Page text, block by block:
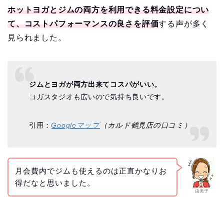
ホットヨガとジムの両方を利用できる料金設定につい
て、コストパフォーマンスの良さを評価する声が多く
見られました。
ジムとヨガが両方出来てコスパがいい。
ヨガスタジオも広いので気持ち良いです。
引用：Googleマップ（カルド鶴見店の口コミ）
由美子
月会費内でジムも使えるのは正直かなりお
得だなと思いました。